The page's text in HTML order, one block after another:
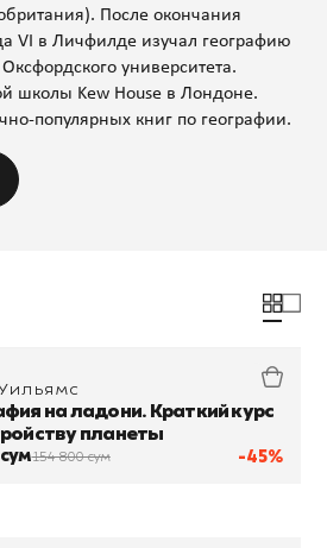
После окончания
VI в Личфилде изучал географию
университета.
школы Kew House в Лондоне.
популярных книг по географии.
-45%
на ладони. Краткий курс
планеты
154 800 сум